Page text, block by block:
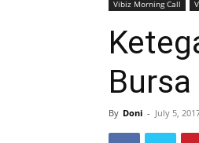
Vibiz Morning Call
By Doni - July 5,